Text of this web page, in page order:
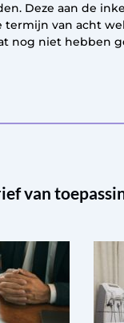
Deze aan de
van acht
nog niet hebben
van